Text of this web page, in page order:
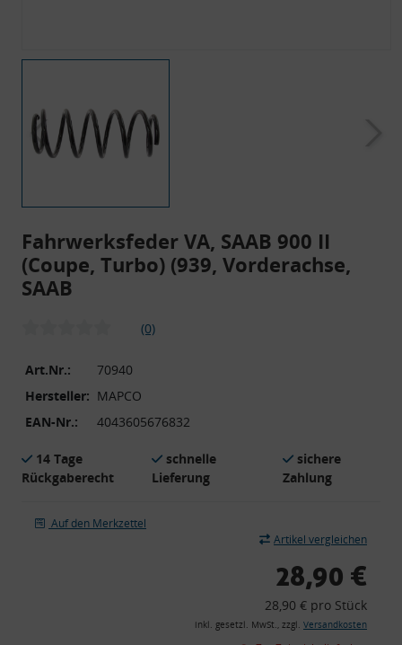
Fahrwerksfeder VA, SAAB 900 II
(Coupe, Turbo) (939, Vorderachse,
SAAB
(0)
Art.Nr.:
70940
Hersteller: MAPCO
EAN-Nr.:
4043605676832
14 Tage
Rückgaberecht
schnelle
Lieferung
sichere
Zahlung
Auf den Merkzettel
Artikel vergleichen
28,90 €
28,90 € pro Stück
inkl. gesetzl. MwSt., zzgl. Versandkosten